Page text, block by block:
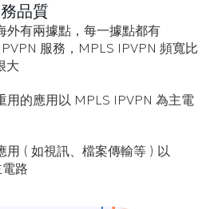
品質
外有兩據點，每一據點都有
服務，MPLS IPVPN 頻寬比
大
用的應用以 MPLS IPVPN 為主電
用 ( 如視訊、檔案傳輸等 ) 以
路